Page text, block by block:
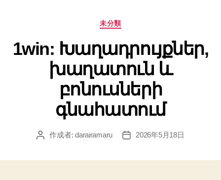
カ
ゴ
リ
ー
未分類
1win: Խաղադրույքներ,
խաղատուն և
բոնուսների
գնահատում
投
作成者:darairamaru
投
2026年5月18日